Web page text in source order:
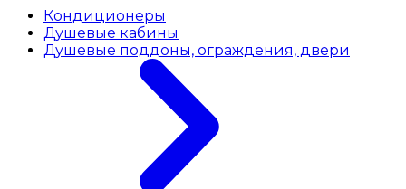
Кондиционеры
Душевые кабины
Душевые поддоны, ограждения, двери